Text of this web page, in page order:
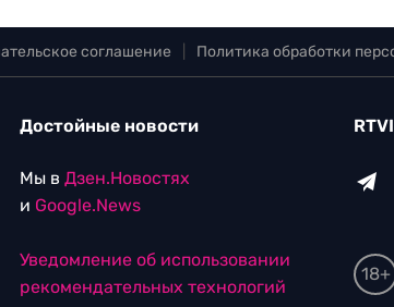
соглашение Политика обработки
Достойные новости
Мы в Дзен.Новостях
и Google.News
Уведомление об использовании
рекомендательных технологий
18+